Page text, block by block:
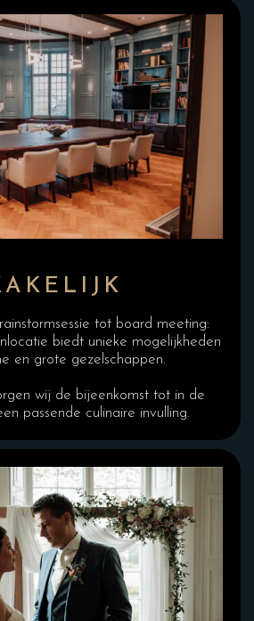
tot board meeting:
biedt unieke mogelijkheden
en grote gezelschappen.
wij de bijeenkomst tot in de
passende culinaire invulling.